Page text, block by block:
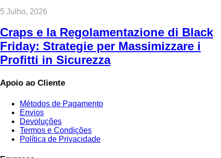
5 Julho, 2026
Craps e la Regolamentazione di Black
Friday: Strategie per Massimizzare i
Profitti in Sicurezza
Apoio ao Cliente
Métodos de Pagamento
Envios
Devoluções
Termos e Condições
Política de Privacidade